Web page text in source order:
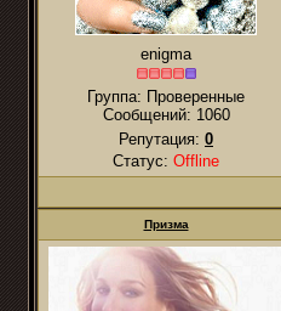
enigma
Группа: Проверенные
Сообщений: 1060
Репутация: 0
Статус: Offline
Призма